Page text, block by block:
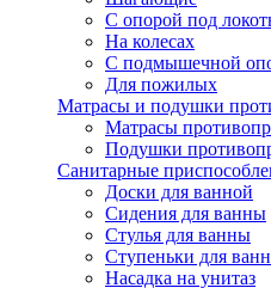
С опорой под
На колесах
С подмышечной
Для пожилых
Матрасы и подушки
Матрасы
Подушки
Санитарные
Доски для ванной
Сидения для ванны
Стулья для ванны
Ступеньки для
Насадка на унитаз